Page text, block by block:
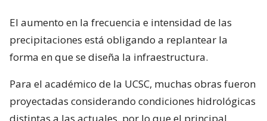
El aumento en la frecuencia e intensidad de las
precipitaciones está obligando a replantear la
forma en que se diseña la infraestructura.
Para el académico de la UCSC, muchas obras fueron
proyectadas considerando condiciones hidrológicas